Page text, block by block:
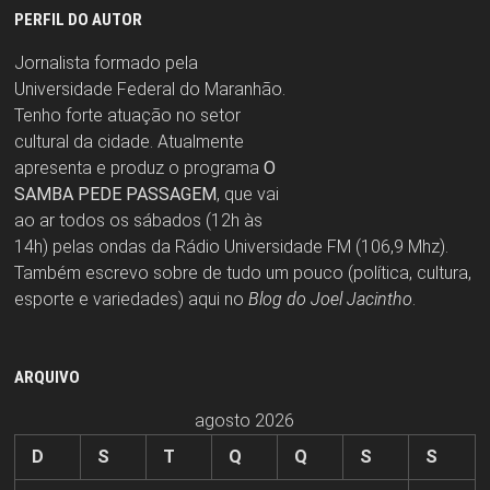
PERFIL DO AUTOR
Jornalista formado pela
Universidade Federal do Maranhão.
Tenho forte atuação no setor
cultural da cidade. Atualmente
apresenta e produz o programa O
SAMBA PEDE PASSAGEM, que vai
ao ar todos os sábados (12h às
14h) pelas ondas da Rádio Universidade FM (106,9 Mhz).
Também escrevo sobre de tudo um pouco (política, cultura,
esporte e variedades) aqui no Blog do Joel Jacintho.
ARQUIVO
agosto 2026
D
S T Q Q S
S